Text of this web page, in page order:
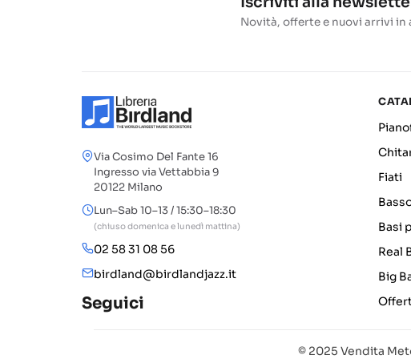
Novità, offerte e nuovi arrivi in
Via Cosimo Del Fante 16
Ingresso via Vettabbia 9
20122 Milano
Lun–Sab 10–13 / 15:30–18:30
(chiuso domenica e lunedì mattina)
02 58 31 08 56
birdland@birdlandjazz.it
Seguici
Fiati
Basi
Real
Big
© 2025 Vendita